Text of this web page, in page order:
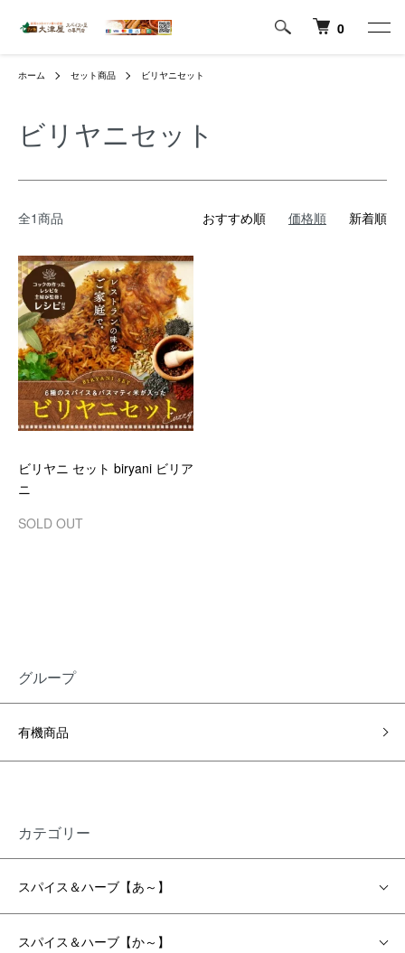
0
ホーム セット商品 ビリヤニセット
ビリヤニセット
全1商品 おすすめ順 価格順 新着順
ビリヤニ セット biryani ビリア
ニ
SOLD OUT
グループ
有機商品
カテゴリー
スパイス＆ハーブ【あ～】
スパイス＆ハーブ【か～】